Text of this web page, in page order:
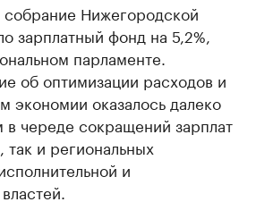
собрание Нижегородской
зарплатный фонд на 5,2%,
парламенте.
об оптимизации расходов и
экономии оказалось далеко
череде сокращений зарплат
и региональных
и